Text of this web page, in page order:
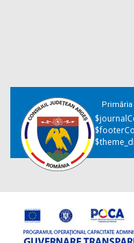
Primăria